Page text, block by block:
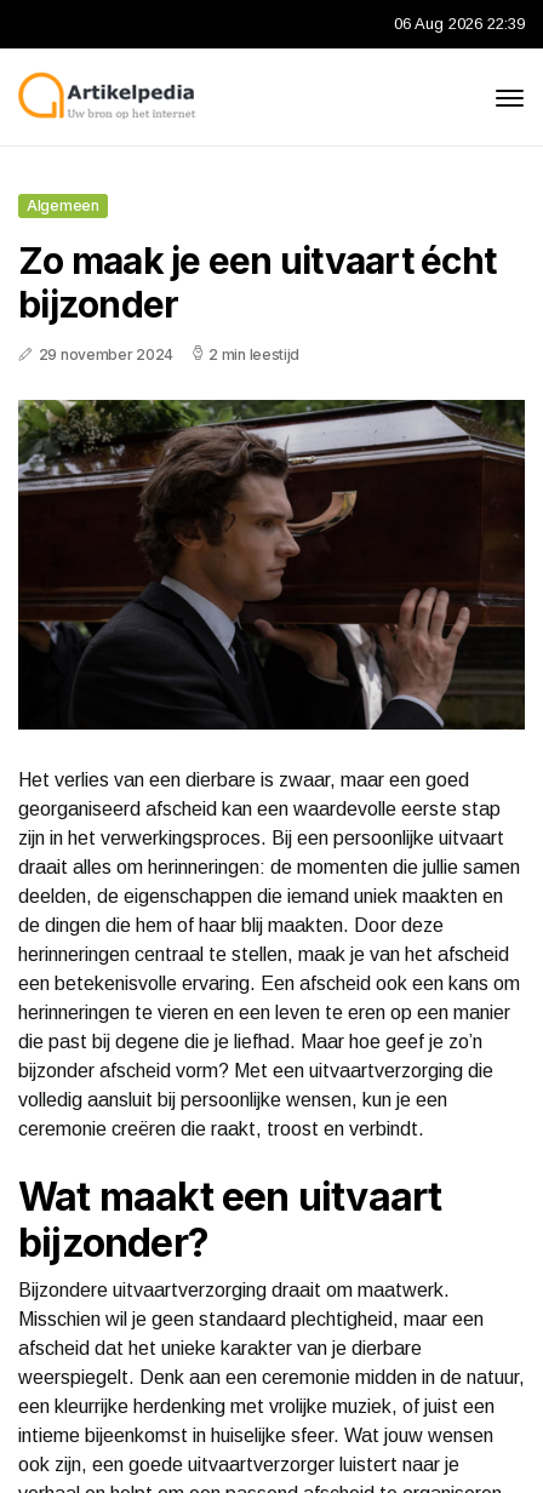
06 Aug 2026 22:39
Algemeen
Zo maak je een uitvaart écht
bijzonder
29 november 2024 2 min leestijd
Het verlies van een dierbare is zwaar, maar een goed
georganiseerd afscheid kan een waardevolle eerste stap
zijn in het verwerkingsproces. Bij een persoonlijke uitvaart
draait alles om herinneringen: de momenten die jullie samen
deelden, de eigenschappen die iemand uniek maakten en
de dingen die hem of haar blij maakten. Door deze
herinneringen centraal te stellen, maak je van het afscheid
een betekenisvolle ervaring. Een afscheid ook een kans om
herinneringen te vieren en een leven te eren op een manier
die past bij degene die je liefhad. Maar hoe geef je zo’n
bijzonder afscheid vorm? Met een uitvaartverzorging die
volledig aansluit bij persoonlijke wensen, kun je een
ceremonie creëren die raakt, troost en verbindt.
Wat maakt een uitvaart
bijzonder?
Bijzondere uitvaartverzorging draait om maatwerk.
Misschien wil je geen standaard plechtigheid, maar een
afscheid dat het unieke karakter van je dierbare
weerspiegelt. Denk aan een ceremonie midden in de natuur,
een kleurrijke herdenking met vrolijke muziek, of juist een
intieme bijeenkomst in huiselijke sfeer. Wat jouw wensen
ook zijn, een goede uitvaartverzorger luistert naar je